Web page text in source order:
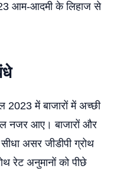
आम-आदमी के लिहाज से
2023 में बाजारों में अच्छी
नजर आए। बाजारों और
असर जीडीपी ग्रोथ
रेट अनुमानों को पीछे